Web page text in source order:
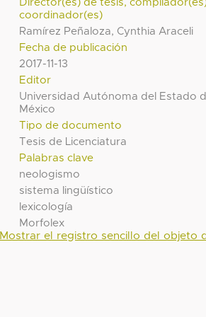
Director(es) de tesis,
coordinador(es)
Ramírez Peñaloza, Cynthia Araceli
Fecha de publicación
2017-11-13
Editor
Universidad Autónoma del Estado
México
Tipo de documento
Tesis de Licenciatura
Palabras clave
neologismo
sistema lingüístico
lexicología
Morfolex
Mostrar el registro sencillo del objeto